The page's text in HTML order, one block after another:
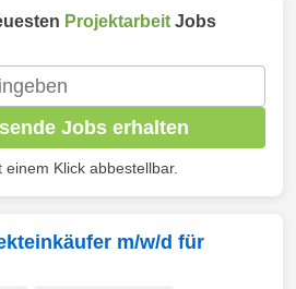
Projektarbeit Jobs
Jobs erhalten
Klick abbestellbar.
m/w/d für